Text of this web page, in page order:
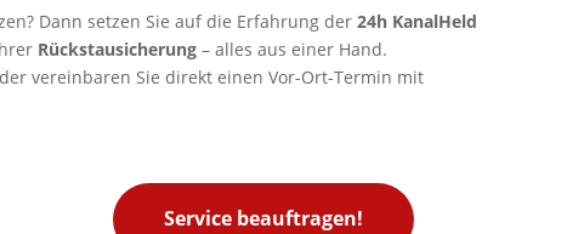
Dann setzen Sie auf die Erfahrung der 24h KanalHeld
Rückstausicherung – alles aus einer Hand.
vereinbaren Sie direkt einen Vor-Ort-Termin mit
Service beauftragen!